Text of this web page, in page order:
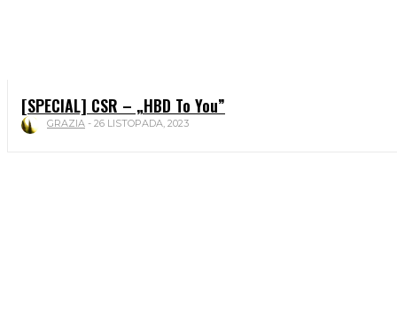
[SPECIAL] CSR – „HBD To You”
GRAZIA - 26 LISTOPADA, 2023